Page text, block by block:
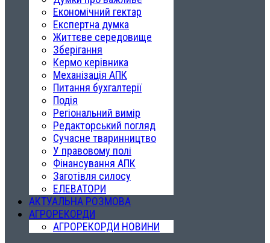
Економічний гектар
Експертна думка
Життєве середовище
Зберігання
Кермо керівника
Механізація АПК
Питання бухгалтерії
Подія
Регіональний вимір
Редакторський погляд
Сучасне тваринництво
У правовому полі
Фінансування АПК
Заготівля силосу
ЕЛЕВАТОРИ
АКТУАЛЬНА РОЗМОВА
АГРОРЕКОРДИ
АГРОРЕКОРДИ НОВИНИ